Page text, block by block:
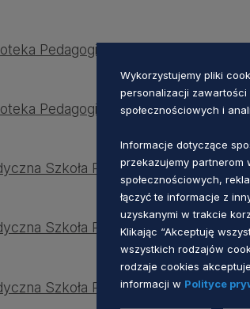
Pedagogiczna im. Gdańskiej
Pedagogiczna w Słupsku
Szkoła Policealna w
Szkoła Policealna im. Aliny
Szkoła Policealna w Gdańsku
Wykorzystujemy pliki
personalizacji
społecznościowych i
Informacje dotyczące
przekazujemy partnerom
społecznościowych,
łączyć te informacje z
uzyskanymi w trakcie
Klikając “Akceptuję
wszystkich rodzajów
rodzaje cookies
informacji w Polityce